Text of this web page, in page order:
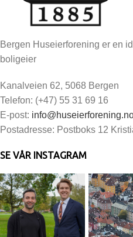
Bergen Huseierforening er en
boligeier
Kanalveien 62, 5068 Bergen
Telefon: (+47) 55 31 69 16
E-post:
Postadresse: Postboks 12
SE VÅR INSTAGRAM